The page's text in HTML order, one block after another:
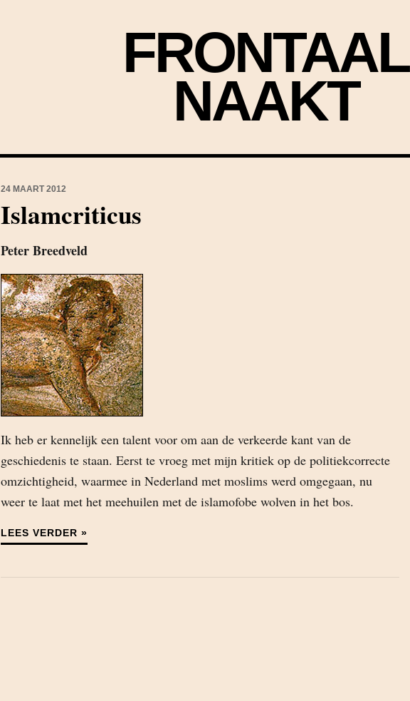
FRONTAAL
NAAKT
24 MAART 2012
Islamcriticus
Peter Breedveld
Ik heb er kennelijk een talent voor om aan de verkeerde kant van de
geschiedenis te staan. Eerst te vroeg met mijn kritiek op de politiekcorrecte
omzichtigheid, waarmee in Nederland met moslims werd omgegaan, nu
weer te laat met het meehuilen met de islamofobe wolven in het bos.
LEES VERDER »